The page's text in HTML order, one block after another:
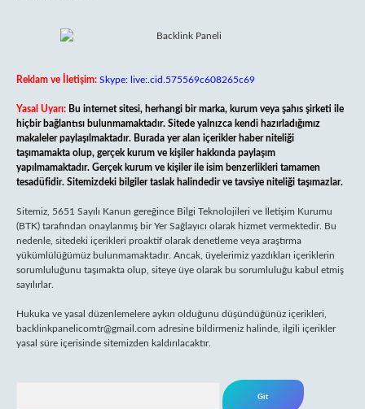
Reklam ve İletişim: Skype: live:.cid.575569c608265c69
Yasal Uyarı: Bu internet sitesi, herhangi bir marka, kurum veya şahıs şirketi ile
hiçbir bağlantısı bulunmamaktadır. Sitede yalnızca kendi hazırladığımız
makaleler paylaşılmaktadır. Burada yer alan içerikler haber niteliği
taşımamakta olup, gerçek kurum ve kişiler hakkında paylaşım
yapılmamaktadır. Gerçek kurum ve kişiler ile isim benzerlikleri tamamen
tesadüfidir. Sitemizdeki bilgiler taslak halindedir ve tavsiye niteliği taşımazlar.
Sitemiz, 5651 Sayılı Kanun gereğince Bilgi Teknolojileri ve İletişim Kurumu
(BTK) tarafından onaylanmış bir Yer Sağlayıcı olarak hizmet vermektedir. Bu
nedenle, sitedeki içerikleri proaktif olarak denetleme veya araştırma
yükümlülüğümüz bulunmamaktadır. Ancak, üyelerimiz yazdıkları içeriklerin
sorumluluğunu taşımakta olup, siteye üye olarak bu sorumluluğu kabul etmiş
sayılırlar.
Hukuka ve yasal düzenlemelere aykırı olduğunu düşündüğünüz içerikleri,
backlinkpanelicomtr@gmail.com adresine bildirmeniz halinde, ilgili içerikler
yasal süre içerisinde sitemizden kaldırılacaktır.